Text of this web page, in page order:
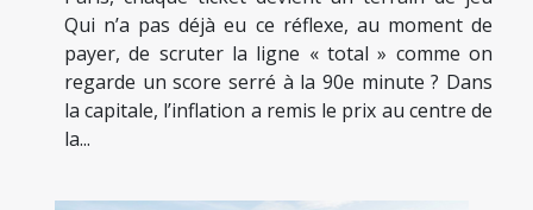
Qui n’a pas déjà eu ce réflexe, au moment de
payer, de scruter la ligne « total » comme on
regarde un score serré à la 90e minute ? Dans
la capitale, l’inflation a remis le prix au centre de
la...